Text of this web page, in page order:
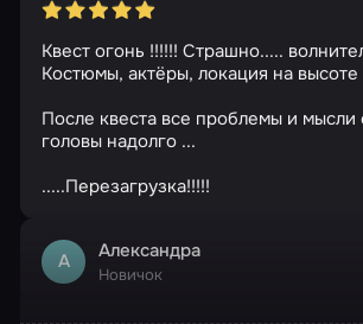
Квест огонь !!!!!! Страшно.....
Костюмы, актёры, локация на высоте
После квеста все проблемы и мысли
головы надолго ...
.....Перезагрузка!!!!!
А Александра
Новичок